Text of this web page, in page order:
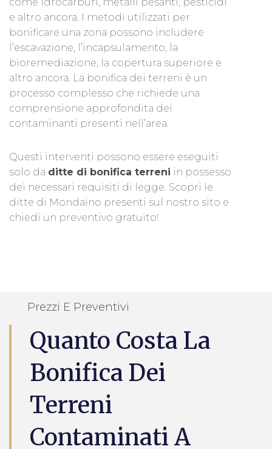
come idrocarburi, metalli pesanti, pesticidi
e altro ancora. I metodi utilizzati per
bonificare una zona possono includere
l’escavazione, l’incapsulamento, la
bioremediazione, la copertura superiore e
altro ancora. La bonifica dei terreni è un
processo complesso che richiede una
comprensione approfondita dei
contaminanti presenti nell’area.
Questi interventi possono essere eseguiti
solo da ditte di bonifica terreni in possesso
dei necessari requisiti di legge. Scopri le
ditte di Mondaino presenti sul nostro sito e
chiedi un preventivo gratuito!
Prezzi E Preventivi
Quanto Costa La
Bonifica Dei
Terreni
Contaminati A